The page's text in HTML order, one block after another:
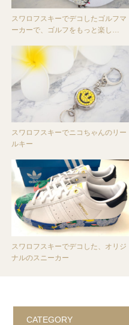
スワロフスキーでデコしたゴルフマ
ーカーで、ゴルフをもっと楽し…
スワロフスキーでニコちゃんのリー
ルキー
スワロフスキーでデコした、オリジ
ナルのスニーカー
CATEGORY